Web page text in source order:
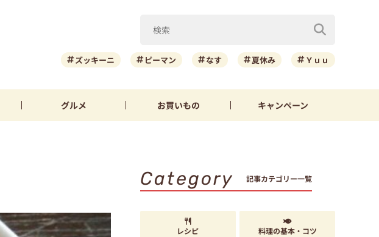
ズッキーニ ピーマン なす 夏休み Ｙｕｕ
グルメ お買いもの キャンペーン
Category 記事カテゴリー一覧
レシピ 料理の基本・コツ